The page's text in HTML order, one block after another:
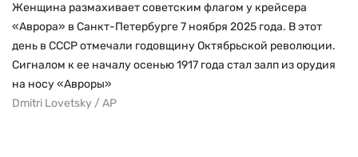
Женщина размахивает советским флагом у крейсера
«Аврора» в Санкт-Петербурге 7 ноября 2025 года. В этот
день в СССР отмечали годовщину Октябрьской революции.
Сигналом к ее началу осенью 1917 года стал залп из орудия
на носу «Авроры»
Dmitri Lovetsky / AP